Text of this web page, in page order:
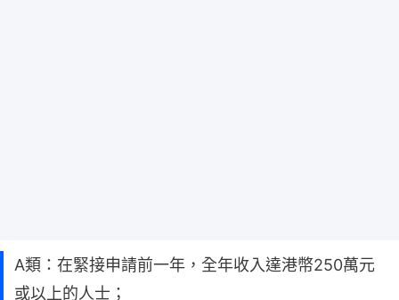
A類：在緊接申請前一年，全年收入達港幣250萬元
或以上的人士；